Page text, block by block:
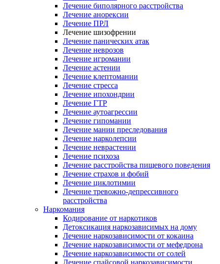
Лечение биполярного расстройства
Лечение анорексии
Лечение ПРЛ
Лечение шизофрении
Лечение панических атак
Лечение неврозов
Лечение игромании
Лечение астении
Лечение клептомании
Лечение стресса
Лечение ипохондрии
Лечение ГТР
Лечение аутоагрессии
Лечение гипомании
Лечение мании преследования
Лечение нарколепсии
Лечение неврастении
Лечение психоза
Лечение расстройства пищевого поведения
Лечение страхов и фобий
Лечение циклотимии
Лечение тревожно-депрессивного
расстройства
Наркомания
Кодирование от наркотиков
Детоксикация наркозависимых на дому
Лечение наркозависимости от кокаина
Лечение наркозависимости от мефедрона
Лечение наркозависимости от солей
Лечение спайсовой наркозависимости